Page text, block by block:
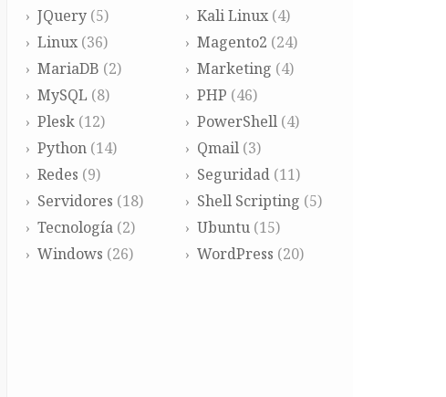
JQuery (5) Kali Linux(4)
Linux (36) Magento2 (24)
MariaDB (2) Marketing (4)
MySQL (8) PHP (46)
Plesk (12) PowerShell(4)
Python (14) Qmail(3)
Redes (9) Seguridad(11)
Servidores (18) Shell Scripting (5)
Tecnología (2) Ubuntu(15)
Windows (26) WordPress (20)